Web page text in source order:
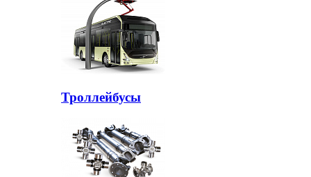
Троллейбусы